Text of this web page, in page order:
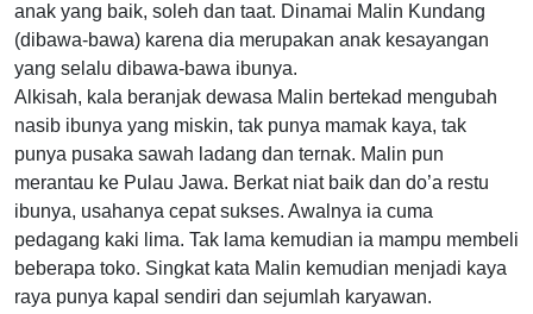
anak yang baik, soleh dan taat. Dinamai Malin Kundang
(dibawa-bawa) karena dia merupakan anak kesayangan
yang selalu dibawa-bawa ibunya.
Alkisah, kala beranjak dewasa Malin bertekad mengubah
nasib ibunya yang miskin, tak punya mamak kaya, tak
punya pusaka sawah ladang dan ternak. Malin pun
merantau ke Pulau Jawa. Berkat niat baik dan do’a restu
ibunya, usahanya cepat sukses. Awalnya ia cuma
pedagang kaki lima. Tak lama kemudian ia mampu membeli
beberapa toko. Singkat kata Malin kemudian menjadi kaya
raya punya kapal sendiri dan sejumlah karyawan.